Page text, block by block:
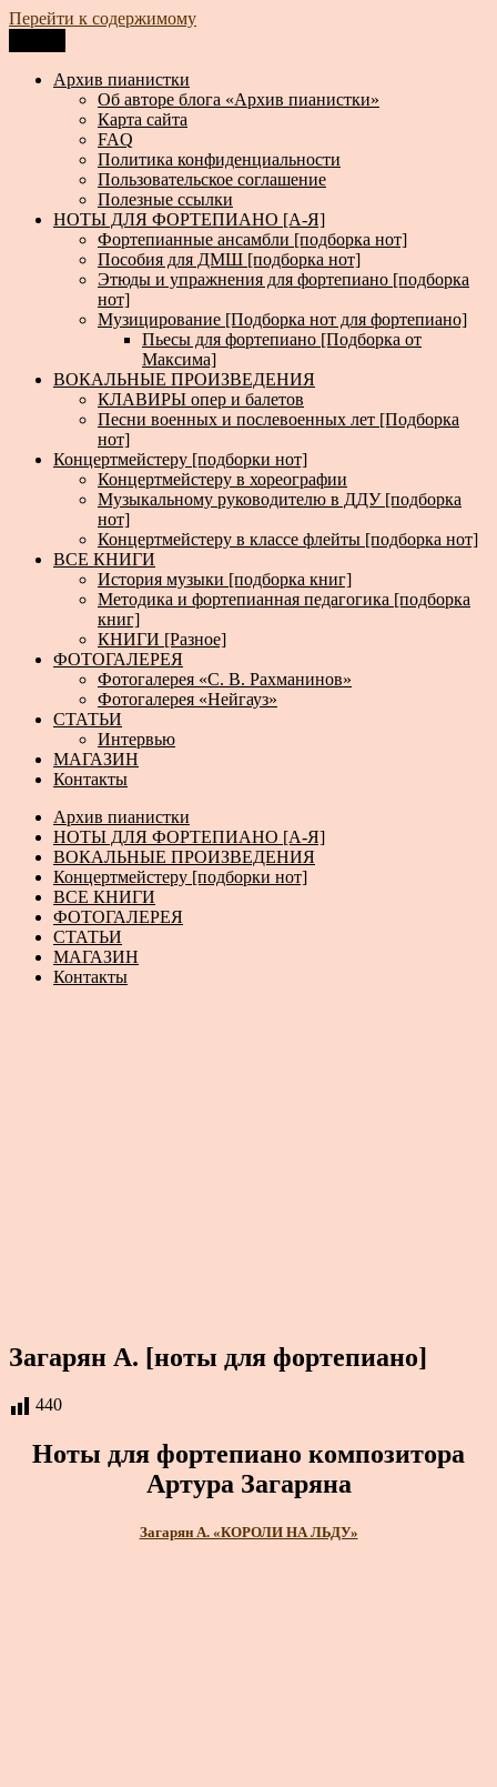
Перейти к содержимому
Архив пианистки
Всё для пианистов: ноты, книги, музыка, статьи…
Архив пианистки
Об авторе блога «Архив пианистки»
Карта сайта
FAQ
Политика конфиденциальности
Пользовательское соглашение
Полезные ссылки
НОТЫ ДЛЯ ФОРТЕПИАНО [А-Я]
Фортепианные ансамбли [подборка нот]
Пособия для ДМШ [подборка нот]
Этюды и упражнения для фортепиано [подборка
нот]
Музицирование [Подборка нот для фортепиано]
Пьесы для фортепиано [Подборка от
Максима]
ВОКАЛЬНЫЕ ПРОИЗВЕДЕНИЯ
КЛАВИРЫ опер и балетов
Песни военных и послевоенных лет [Подборка
нот]
Концертмейстеру [подборки нот]
Концертмейстеру в хореографии
Музыкальному руководителю в ДДУ [подборка
нот]
Концертмейстеру в классе флейты [подборка нот]
ВСЕ КНИГИ
История музыки [подборка книг]
Методика и фортепианная педагогика [подборка
книг]
КНИГИ [Разное]
ФОТОГАЛЕРЕЯ
Фотогалерея «С. В. Рахманинов»
Фотогалерея «Нейгауз»
СТАТЬИ
Интервью
МАГАЗИН
Контакты
Архив пианистки
НОТЫ ДЛЯ ФОРТЕПИАНО [А-Я]
ВОКАЛЬНЫЕ ПРОИЗВЕДЕНИЯ
Концертмейстеру [подборки нот]
ВСЕ КНИГИ
ФОТОГАЛЕРЕЯ
СТАТЬИ
МАГАЗИН
Контакты
Загарян А. [ноты для фортепиано]
440
Ноты для фортепиано композитора
Артура Загаряна
Загарян А. «КОРОЛИ НА ЛЬДУ»